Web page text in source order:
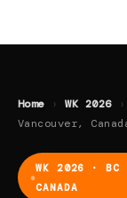
de
Home › WK 2026 ›
Vancouver,
WK 2026 · BC
CANADA